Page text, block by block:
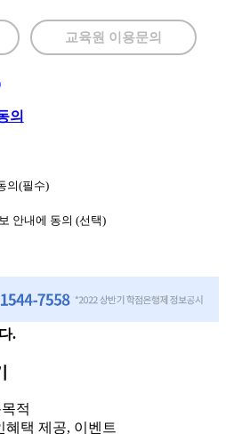
교육원 이용문의
의
의(필수)
안내에 동의 (선택)
.
적
혜택 제공, 이벤트